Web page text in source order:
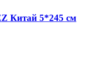
Китай 5*245 см